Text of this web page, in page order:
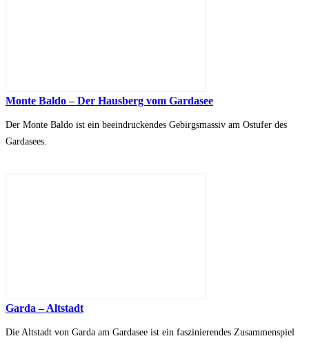
Monte Baldo – Der Hausberg vom Gardasee
Der Monte Baldo ist ein beeindruckendes Gebirgsmassiv am Ostufer des
Gardasees.
Garda – Altstadt
Die Altstadt von Garda am Gardasee ist ein faszinierendes Zusammenspiel